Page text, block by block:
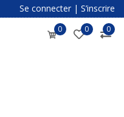
Se connecter | S’inscrire
0 0 0